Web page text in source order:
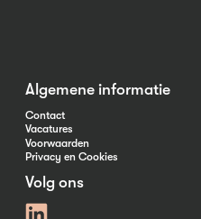
Algemene informatie
Contact
Vacatures
Voorwaarden
Privacy en Cookies
Volg ons